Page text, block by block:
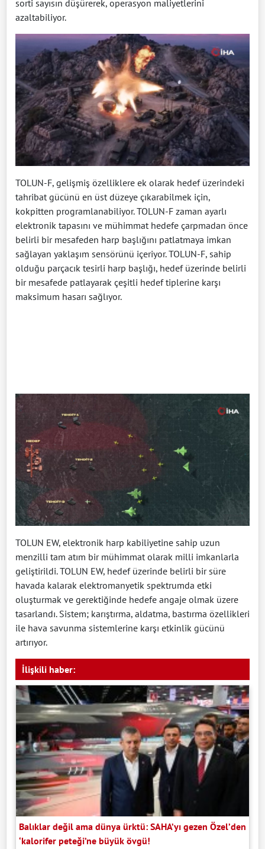
sorti sayısın düşürerek, operasyon maliyetlerini
azaltabiliyor.
TOLUN-F, gelişmiş özelliklere ek olarak hedef üzerindeki
tahribat gücünü en üst düzeye çıkarabilmek için,
kokpitten programlanabiliyor. TOLUN-F zaman ayarlı
elektronik tapasını ve mühimmat hedefe çarpmadan önce
belirli bir mesafeden harp başlığını patlatmaya imkan
sağlayan yaklaşım sensörünü içeriyor. TOLUN-F, sahip
olduğu parçacık tesirli harp başlığı, hedef üzerinde belirli
bir mesafede patlayarak çeşitli hedef tiplerine karşı
maksimum hasarı sağlıyor.
TOLUN EW, elektronik harp kabiliyetine sahip uzun
menzilli tam atım bir mühimmat olarak milli imkanlarla
geliştirildi. TOLUN EW, hedef üzerinde belirli bir süre
havada kalarak elektromanyetik spektrumda etki
oluşturmak ve gerektiğinde hedefe angaje olmak üzere
tasarlandı. Sistem; karıştırma, aldatma, bastırma özellikleri
ile hava savunma sistemlerine karşı etkinlik gücünü
artırıyor.
İlişkili haber:
Balıklar değil ama dünya ürktü: SAHA’yı gezen Özel’den
‘kalorifer peteği’ne büyük övgü!